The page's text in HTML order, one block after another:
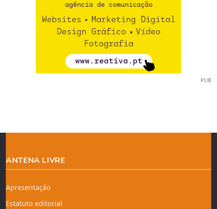
PUB
ANTENA LIVRE
Apresentação
Estatuto editorial